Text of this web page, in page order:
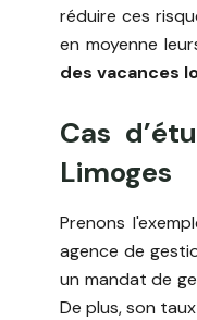
réduire ces
en moyenne
des vacances
Cas
Limoges
Prenons
agence de
un mandat de
De plus, son